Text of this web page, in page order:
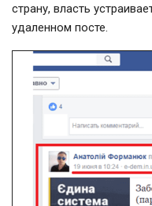
страну, власть
удаленном посте.